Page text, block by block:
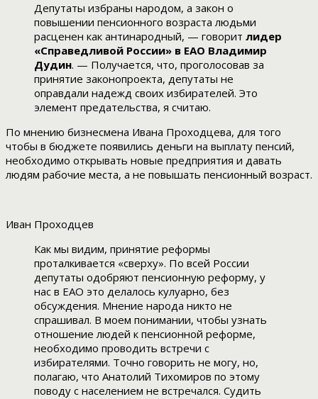
Депутаты избраны народом, а закон о
повышении пенсионного возраста людьми
расценен как антинародный, — говорит лидер
«Справедливой России» в ЕАО Владимир
Дудин. — Получается, что, проголосовав за
принятие законопроекта, депутаты не
оправдали надежд своих избирателей. Это
элемент предательства, я считаю.
По мнению бизнесмена Ивана Проходцева, для того
чтобы в бюджете появились деньги на выплату пенсий,
необходимо открывать новые предприятия и давать
людям рабочие места, а не повышать пенсионный возраст.
Иван Проходцев
Как мы видим, принятие реформы
проталкивается «сверху». По всей России
депутаты одобряют пенсионную реформу, у
нас в ЕАО это делалось кулуарно, без
обсуждения. Мнение народа никто не
спрашивал. В моем понимании, чтобы узнать
отношение людей к пенсионной реформе,
необходимо проводить встречи с
избирателями. Точно говорить не могу, но,
полагаю, что Анатолий Тихомиров по этому
поводу с населением не встречался. Судить